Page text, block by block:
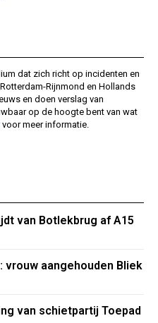
dat zich richt op incidenten en
Rijnmond en Hollands
en doen verslag van
op de hoogte bent van wat
voor meer informatie.
van Botlekbrug af A15
vrouw aangehouden Bliek
van schietpartij Toepad